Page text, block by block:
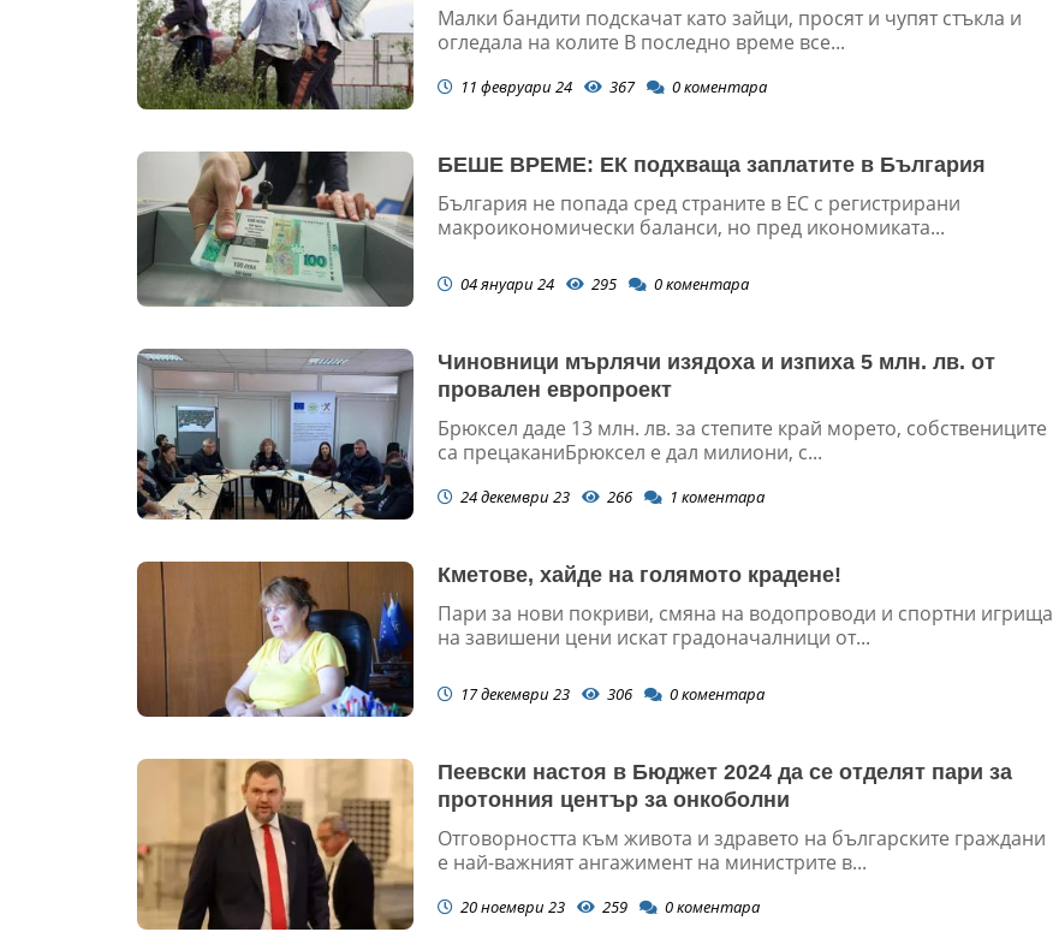
Малки бандити подскачат като зайци, просят и чупят стъкла и
огледала на колите В последно време все...
11 февруари 24 367 0коментара
БЕШЕ ВРЕМЕ: ЕК подхваща заплатите в България
България не попада сред страните в ЕС с регистрирани
макроикономически баланси, но пред икономиката...
04 януари 24 295 0коментара
Чиновници мърлячи изядоха и изпиха 5 млн. лв. от
провален европроект
Брюксел даде 13 млн. лв. за степите край морето, собствениците
са прецаканиБрюксел е дал милиони, с...
24 декември 23 266 1 коментара
Кметове, хайде на голямото крадене!
Пари за нови покриви, смяна на водопроводи и спортни игрища
на завишени цени искат градоначалници от...
17 декември 23 306 0коментара
Пеевски настоя в Бюджет 2024 да се отделят пари за
протонния център за онкоболни
Отговорността към живота и здравето на българските граждани
е най-важният ангажимент на министрите в...
20 ноември 23 259 0коментара